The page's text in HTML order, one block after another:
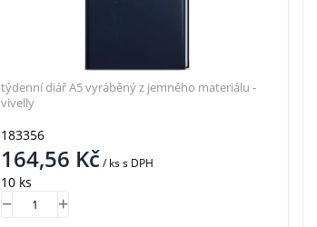
183356
164,56 Kč/ kss DPH
10 ks
týdenní diář A5 vyráběný z jemného materiálu -
vivelly